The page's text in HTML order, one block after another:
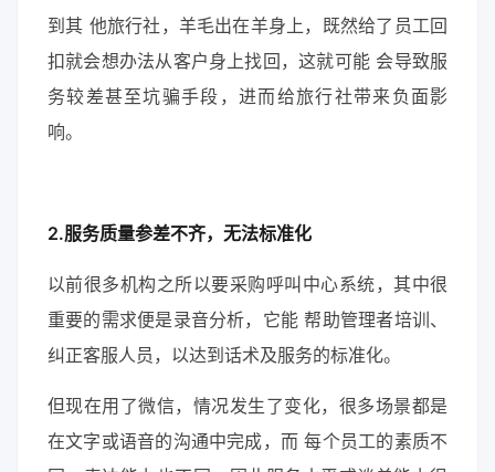
到其 他旅行社，羊毛出在羊身上，既然给了员工回
扣就会想办法从客户身上找回，这就可能 会导致服
务较差甚至坑骗手段，进而给旅行社带来负面影
响。
2.服务质量参差不齐，无法标准化
以前很多机构之所以要采购呼叫中心系统，其中很
重要的需求便是录音分析，它能 帮助管理者培训、
纠正客服人员，以达到话术及服务的标准化。
但现在用了微信，情况发生了变化，很多场景都是
在文字或语音的沟通中完成，而 每个员工的素质不